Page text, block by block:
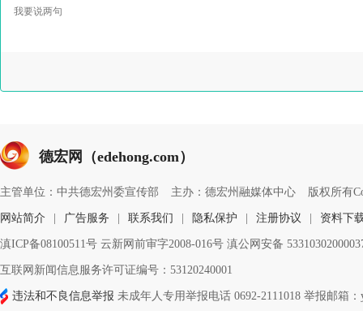
德宏网（edehong.com）
主管单位：中共德宏州委宣传部 主办：德宏州融媒体中心 版权所有
网站简介 广告服务 联系我们 隐私保护 注册协议 资料下
滇ICP备08100511号 云新网前审字2008-016号 滇公网安备
互联网新闻信息服务许可证编号：53120240001
违法和不良信息举报 未成年人专用举报电话 0692-2111018 举报邮箱：